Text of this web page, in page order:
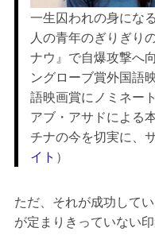
一生囚われの身にな
人の青年のぎりぎり
ナウ』で自爆攻撃へ
ングローブ賞外国語
語映画賞にノミネー
アブ・アサドによる
チナの今を切実に、
イト ）
ただ、それが成功して
が定まりきっていない印